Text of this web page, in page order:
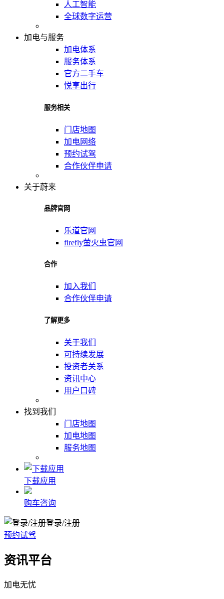
人工智能
全球数字运营
加电与服务
加电体系
服务体系
官方二手车
悦享出行
服务相关
门店地图
加电网络
预约试驾
合作伙伴申请
关于蔚来
品牌官网
乐道官网
firefly萤火虫官网
合作
加入我们
合作伙伴申请
了解更多
关于我们
可持续发展
投资者关系
资讯中心
用户口碑
找到我们
门店地图
加电地图
服务地图
下载应用
购车咨询
登录/注册
预约试驾
资讯平台
加电无忧